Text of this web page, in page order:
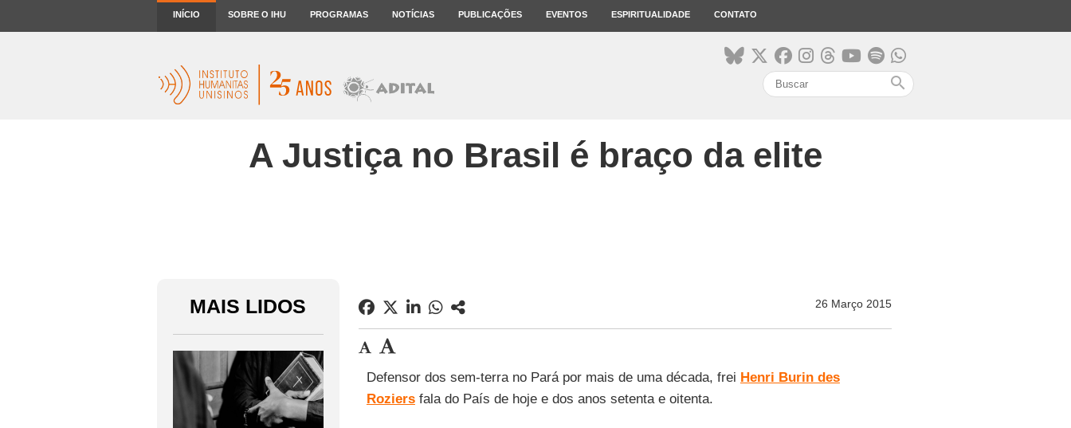
INÍCIO SOBRE O IHU PROGRAMAS NOTÍCIAS PUBLICAÇÕES EVENTOS ESPIRITUALIDADE CONTATO
search
A Justiça no Brasil é braço da elite
MAIS LIDOS 26 Março 2015
Defensor dos sem-terra no Pará por mais de uma década, frei Henri Burin des
Roziersfala do País de hoje e dos anos setenta e oitenta.